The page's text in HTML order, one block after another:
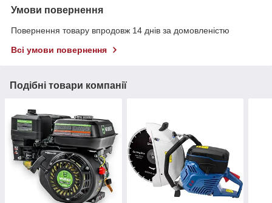
Умови повернення
Повернення товару впродовж 14 днів за домовленістю
Всі умови повернення
Подібні товари компанії